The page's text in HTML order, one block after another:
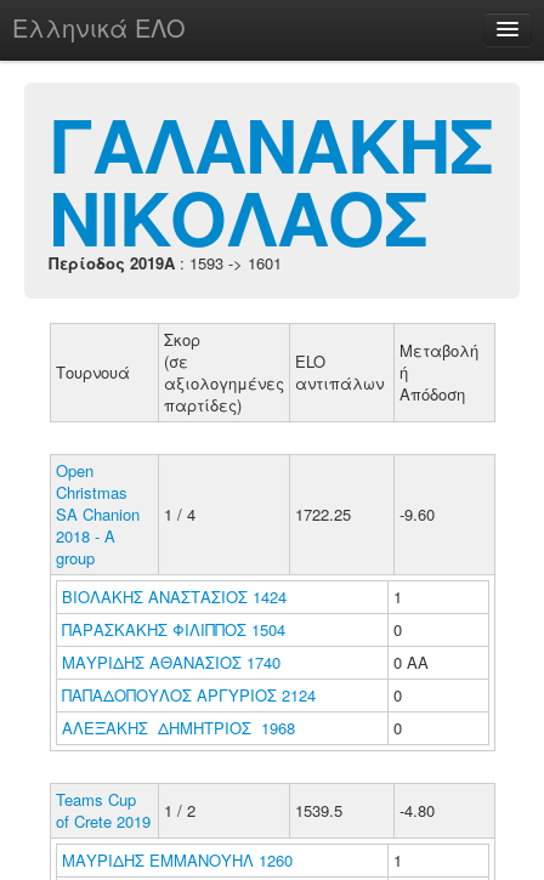
Ελληνικά ΕΛΟ
chesstu.be @ discord
Login
ΓΑΛΑΝΑΚΗΣ
ΝΙΚΟΛΑΟΣ
Περίοδος 2019A : 1593 -> 1601
Τουρνουά
Σκορ
(σε
αξιολογημένες
παρτίδες)
ELO
αντιπάλων
Μεταβολή
ή
Απόδοση
Open
Christmas
SA Chanion
2018 - A
group
1 / 4 1722.25 -9.60
ΒΙΟΛΑΚΗΣ ΑΝΑΣΤΑΣΙΟΣ 1424
1
ΠΑΡΑΣΚΑΚΗΣ ΦΙΛΙΠΠΟΣ 1504
0
ΜΑΥΡΙΔΗΣ ΑΘΑΝΑΣΙΟΣ 1740
0 ΑΑ
ΠΑΠΑΔΟΠΟΥΛΟΣ ΑΡΓΥΡΙΟΣ 2124
0
ΑΛΕΞΑΚΗΣ ΔΗΜΗΤΡΙΟΣ 1968
0
Teams Cup
of Crete 2019
1 / 2 1539.5 -4.80
ΜΑΥΡΙΔΗΣ ΕΜΜΑΝΟΥΗΛ 1260
1